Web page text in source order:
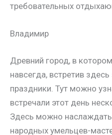
требовательных
Владимир
Древний город, в
навсегда, встретив
праздники. Тут можно
встречали этот день
Здесь можно
народных умельцев-